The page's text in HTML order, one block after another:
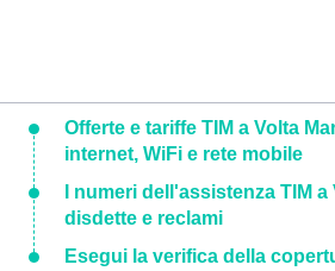
Offerte e tariffe TIM a Volta
internet, WiFi e rete mobile
I numeri dell'assistenza TIM
disdette e reclami
Esegui la verifica della